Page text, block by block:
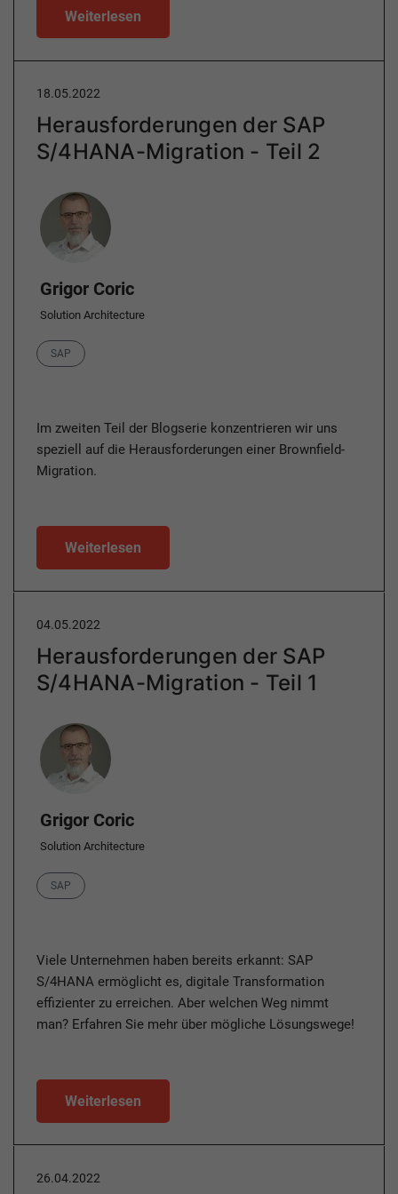
Weiterlesen
18.05.2022
Herausforderungen der SAP
S/4HANA-Migration - Teil 2
Author
Grigor Coric
Solution Architecture
Category
SAP
Im zweiten Teil der Blogserie konzentrieren wir uns
speziell auf die Herausforderungen einer Brownfield-
Migration.
Weiterlesen
04.05.2022
Herausforderungen der SAP
S/4HANA-Migration - Teil 1
Author
Grigor Coric
Solution Architecture
Category
SAP
Viele Unternehmen haben bereits erkannt: SAP
S/4HANA ermöglicht es, digitale Transformation
effizienter zu erreichen. Aber welchen Weg nimmt
man? Erfahren Sie mehr über mögliche Lösungswege!
Weiterlesen
26.04.2022